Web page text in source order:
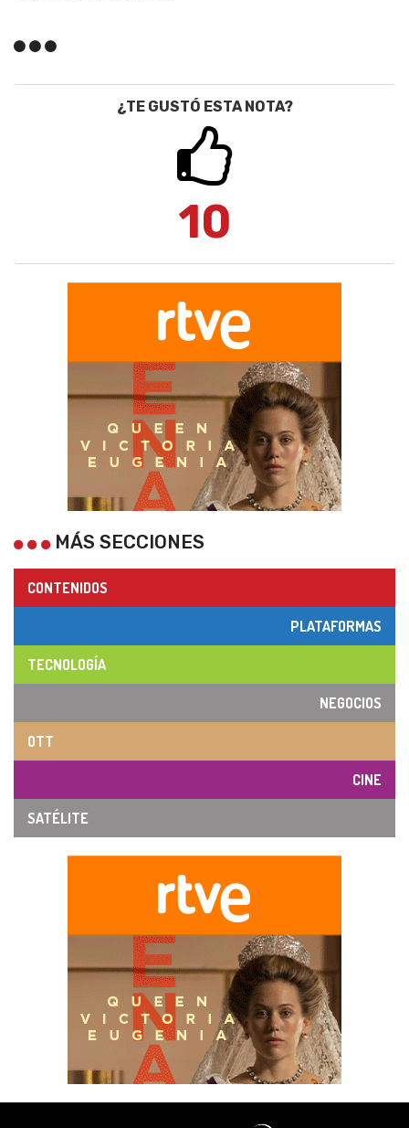
¿TE GUSTÓ ESTA NOTA?
10
MÁS SECCIONES
CONTENIDOS
PLATAFORMAS
TECNOLOGÍA
NEGOCIOS
OTT
CINE
SATÉLITE